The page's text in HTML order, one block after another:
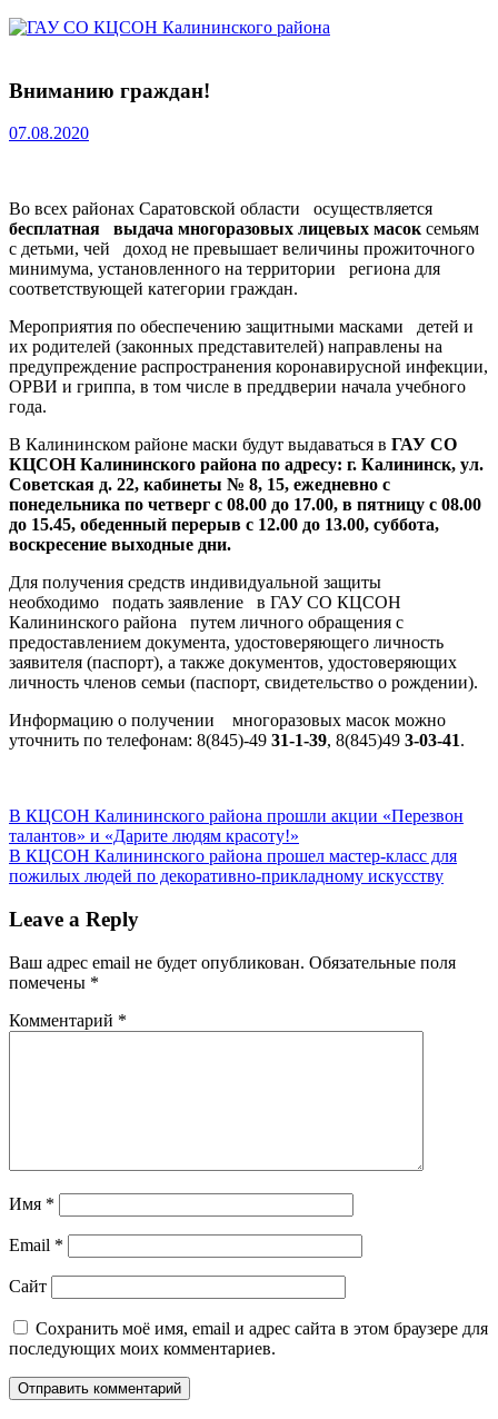
Вниманию граждан!
07.08.2020
Во всех районах Саратовской области осуществляется
бесплатная выдача многоразовых лицевых масоксемьям
с детьми, чей доход не превышает величины прожиточного
минимума, установленного на территории региона для
соответствующей категории граждан.
Мероприятия по обеспечению защитными масками детей и
их родителей (законных представителей) направлены на
предупреждение распространения коронавирусной инфекции,
ОРВИ и гриппа, в том числе в преддверии начала учебного
года.
В Калининском районе маски будут выдаваться в ГАУ СО
КЦСОН Калининского района по адресу: г. Калининск, ул.
Советская д. 22, кабинеты № 8, 15, ежедневно с
понедельника по четверг с 08.00 до 17.00, в пятницу с 08.00
до 15.45, обеденный перерыв с 12.00 до 13.00, суббота,
воскресение выходные дни.
Для получения средств индивидуальной защиты
необходимо подать заявление в ГАУ СО КЦСОН
Калининского района путем личного обращения с
предоставлением документа, удостоверяющего личность
заявителя (паспорт), а также документов, удостоверяющих
личность членов семьи (паспорт, свидетельство о рождении).
Информацию о получении многоразовых масок можно
уточнить по телефонам: 8(845)-49 31-1-39, 8(845)49 3-03-41.
Навигация
по
записям
Previous
Post:
В КЦСОН Калининского района прошли акции «Перезвон
талантов» и «Дарите людям красоту!»
Next
Post:
В КЦСОН Калининского района прошел мастер-класс для
пожилых людей по декоративно-прикладному искусству
Leave a Reply
Ваш адрес email не будет опубликован. Обязательные поля
помечены *
Комментарий *
Имя *
Email *
Сайт
Сохранить моё имя, email и адрес сайта в этом браузере для
последующих моих комментариев.